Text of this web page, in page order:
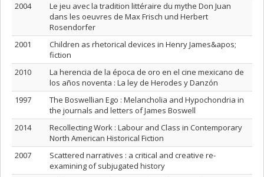
2004
Le jeu avec la tradition littéraire du mythe Don Juan
dans les oeuvres de Max Frisch und Herbert
Rosendorfer
2001
Children as rhetorical devices in Henry James&apos;
fiction
2010
La herencia de la época de oro en el cine mexicano de
los años noventa : La ley de Herodes y Danzón
1997
The Boswellian Ego : Melancholia and Hypochondria in
the journals and letters of James Boswell
2014
Recollecting Work : Labour and Class in Contemporary
North American Historical Fiction
2007
Scattered narratives : a critical and creative re-
examining of subjugated history